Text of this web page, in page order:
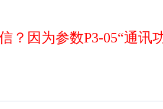
？因为参数P3-05“通讯